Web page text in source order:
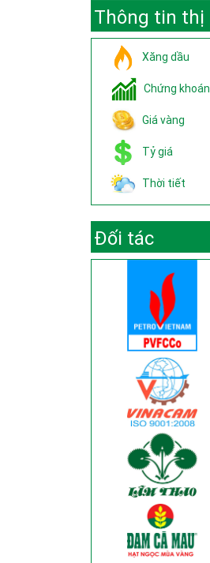
Thông tin thị
trườngXăng dầu
Chứng khoán
Giá vàng
Tỷ giá
Thời tiết
Đối tác